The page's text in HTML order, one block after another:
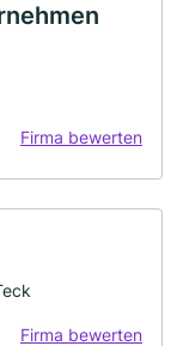
Firma bewerten
Firma bewerten